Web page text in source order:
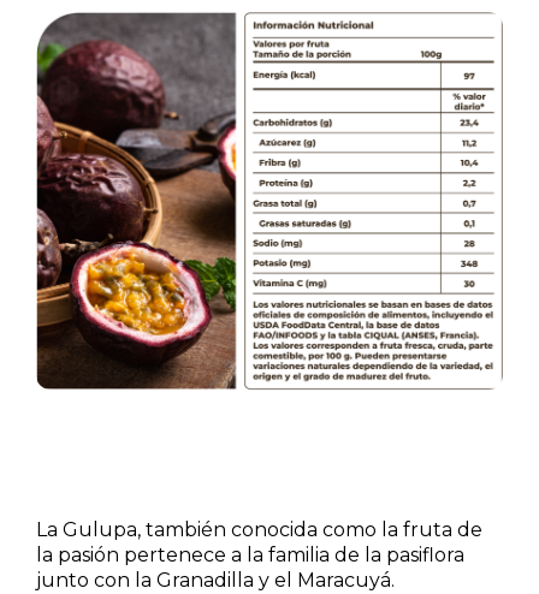
La Gulupa, también conocida como la fruta de
la pasión pertenece a la familia de la pasiflora
junto con la Granadilla y el Maracuyá.